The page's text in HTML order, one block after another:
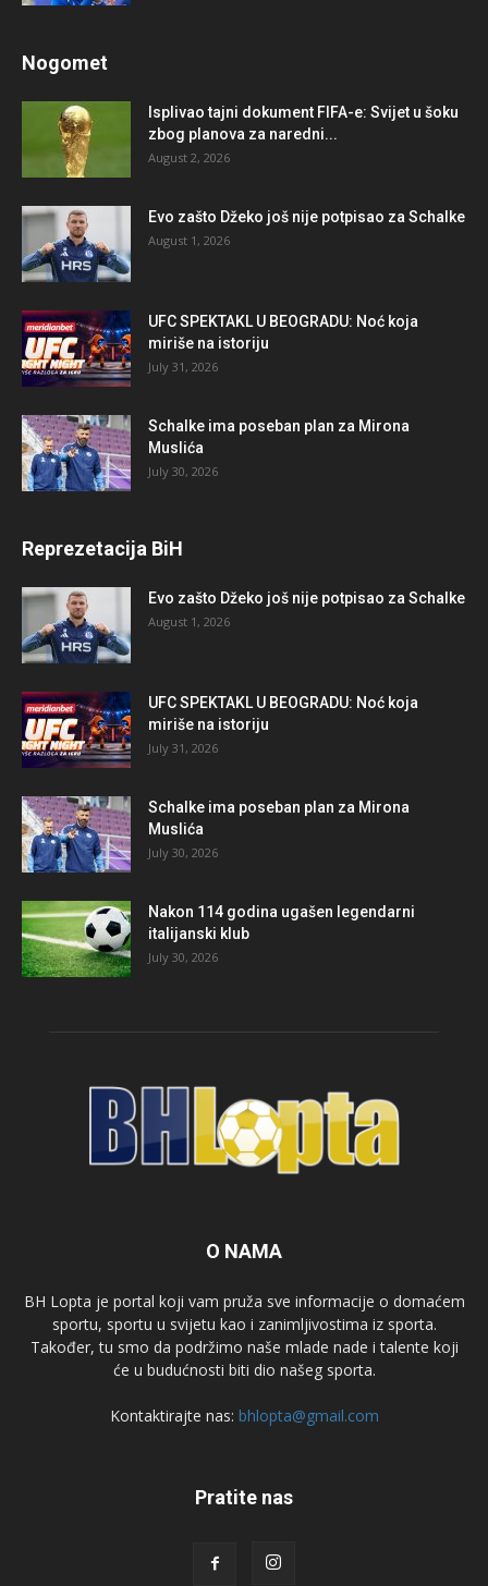
Nogomet
Isplivao tajni dokument FIFA-e: Svijet u šoku
zbog planova za naredni...
August 2, 2026
Evo zašto Džeko još nije potpisao za Schalke
August 1, 2026
UFC SPEKTAKL U BEOGRADU: Noć koja
miriše na istoriju
July 31, 2026
Schalke ima poseban plan za Mirona
Muslića
July 30, 2026
Reprezetacija BiH
Evo zašto Džeko još nije potpisao za Schalke
August 1, 2026
UFC SPEKTAKL U BEOGRADU: Noć koja
miriše na istoriju
July 31, 2026
Schalke ima poseban plan za Mirona
Muslića
July 30, 2026
Nakon 114 godina ugašen legendarni
italijanski klub
July 30, 2026
O NAMA
BH Lopta je portal koji vam pruža sve informacije o domaćem
sportu, sportu u svijetu kao i zanimljivostima iz sporta.
Također, tu smo da podržimo naše mlade nade i talente koji
će u budućnosti biti dio našeg sporta.
Kontaktirajte nas: bhlopta@gmail.com
Pratite nas